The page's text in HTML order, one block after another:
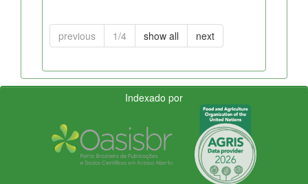
previous 1/4 show all next
Indexado por